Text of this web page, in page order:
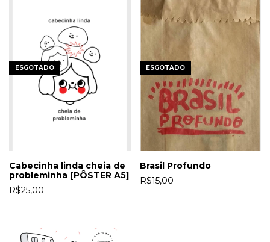
ESGOTADO
Cabecinha linda cheia de
probleminha [PÔSTER A5]
R$25,00
ESGOTADO
Brasil Profundo
R$15,00